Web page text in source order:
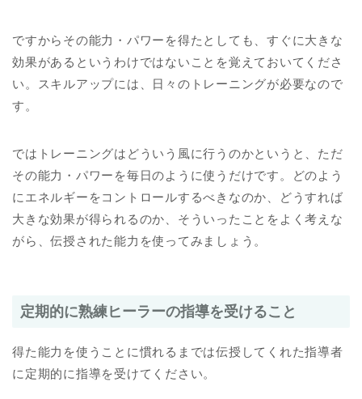
ですからその能力・パワーを得たとしても、すぐに大きな
効果があるというわけではないことを覚えておいてくださ
い。スキルアップには、日々のトレーニングが必要なので
す。
ではトレーニングはどういう風に行うのかというと、ただ
その能力・パワーを毎日のように使うだけです。どのよう
にエネルギーをコントロールするべきなのか、どうすれば
大きな効果が得られるのか、そういったことをよく考えな
がら、伝授された能力を使ってみましょう。
定期的に熟練ヒーラーの指導を受けること
得た能力を使うことに慣れるまでは伝授してくれた指導者
に定期的に指導を受けてください。